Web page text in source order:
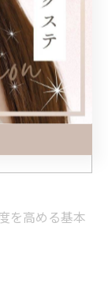
シュは使わ
光源を一定に
ムラを抑え
を高める基本